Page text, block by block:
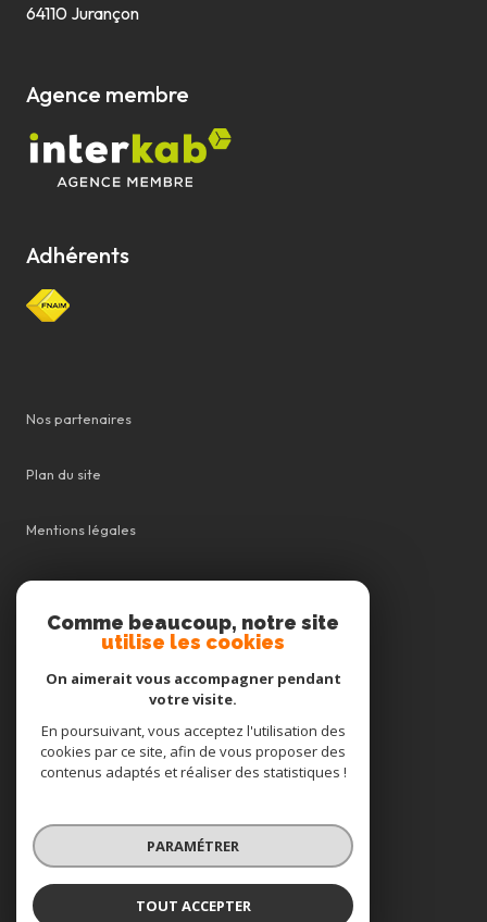
64110 Jurançon
agence membre
Adhérents
Nos partenaires
Plan du site
Mentions légales
Admin
Nos honoraires
Cookies
© 2026 | Tous droits réservés
Réalisé par
Comme beaucoup, notre site
utilise les cookies
On aimerait vous accompagner pendant
votre visite.
En poursuivant, vous acceptez l'utilisation des
cookies par ce site, afin de vous proposer des
contenus adaptés et réaliser des statistiques !
PARAMÉTRER
TOUT ACCEPTER